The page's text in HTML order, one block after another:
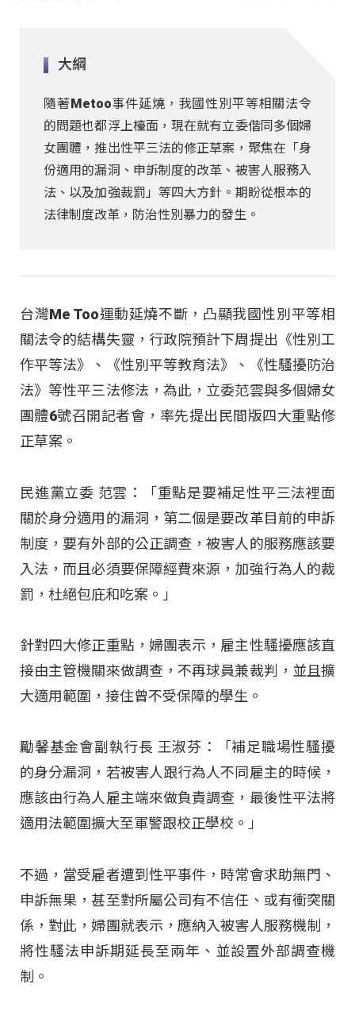
大綱
隨著Metoo事件延燒，我國性別平等相關法令
的問題也都浮上檯面，現在就有立委偕同多個婦
女團體，推出性平三法的修正草案，聚焦在「身
份適用的漏洞、申訴制度的改革、被害人服務入
法、以及加強裁罰」等四大方針。期盼從根本的
法律制度改革，防治性別暴力的發生。
台灣Me Too運動延燒不斷，凸顯我國性別平等相
關法令的結構失靈，行政院預計下周提出《性別工
作平等法》、《性別平等教育法》、《性騷擾防治
法》等性平三法修法，為此，立委范雲與多個婦女
團體6號召開記者會，率先提出民間版四大重點修
正草案。
民進黨立委 范雲：「重點是要補足性平三法裡面
關於身分適用的漏洞，第二個是要改革目前的申訴
制度，要有外部的公正調查，被害人的服務應該要
入法，而且必須要保障經費來源，加強行為人的裁
罰，杜絕包庇和吃案。」
針對四大修正重點，婦團表示，雇主性騷擾應該直
接由主管機關來做調查，不再球員兼裁判，並且擴
大適用範圍，接住曾不受保障的學生。
勵馨基金會副執行長 王淑芬：「補足職場性騷擾
的身分漏洞，若被害人跟行為人不同雇主的時候，
應該由行為人雇主端來做負責調查，最後性平法將
適用法範圍擴大至軍警跟校正學校。」
不過，當受雇者遭到性平事件，時常會求助無門、
申訴無果，甚至對所屬公司有不信任、或有衝突關
係，對此，婦團就表示，應納入被害人服務機制，
將性騷法申訴期延長至兩年、並設置外部調查機
制。